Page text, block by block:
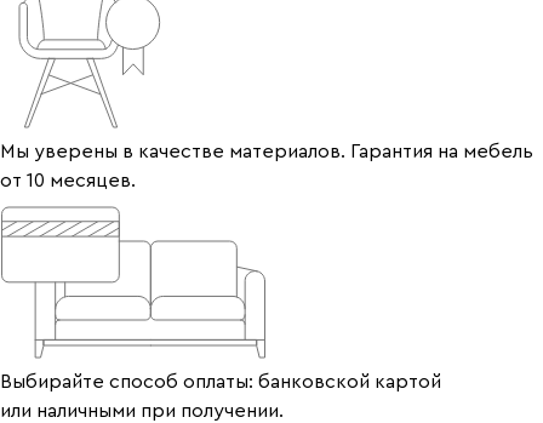
Мы уверены в качестве материалов. Гарантия на мебель
от 10 месяцев.
Выбирайте способ оплаты: банковской картой
или наличными при получении.